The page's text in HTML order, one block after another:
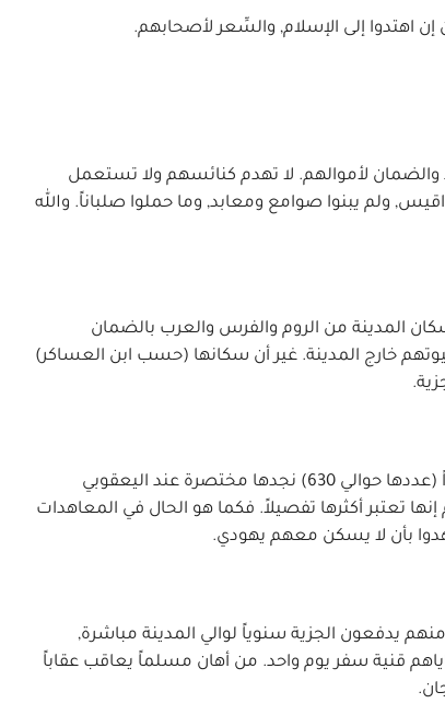
والضمان لأموالهم. لا تهدم كنائسهم ولا تستعمل
ولم يبنوا صوامع ومعابد, وما حملوا صلباناً. والله
المدينة من الروم والفرس والعرب بالضمان
خارج المدينة. غير أن سكانها (حسب ابن العساكر)
توجد لدينا من المعاهدة المعقودة بين المسلمين والقدس نسخ مختلفة جداً (عددها حوالي 630) نجدها مختصرة عند اليعقوبي
تعتبر أكثرها تفصيلاً. فكما هو الحال في المعاهدات
بأن لا يسكن معهم يهودي.
يدفعون الجزية سنوياً لوالي المدينة مباشرة,
قنية سفر يوم واحد. من أهان مسلماً يعاقب عقاباً